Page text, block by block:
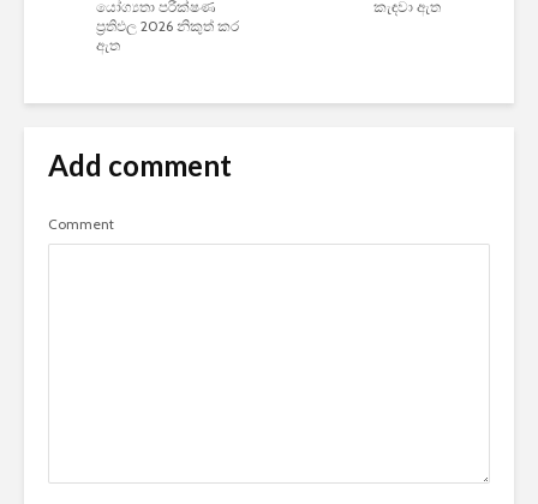
යෝග්‍යතා පරීක්ෂණ
ප්‍රතිඵල 2026 නිකුත් කර
ඇත
කැඳවා ඇත
Add comment
Comment